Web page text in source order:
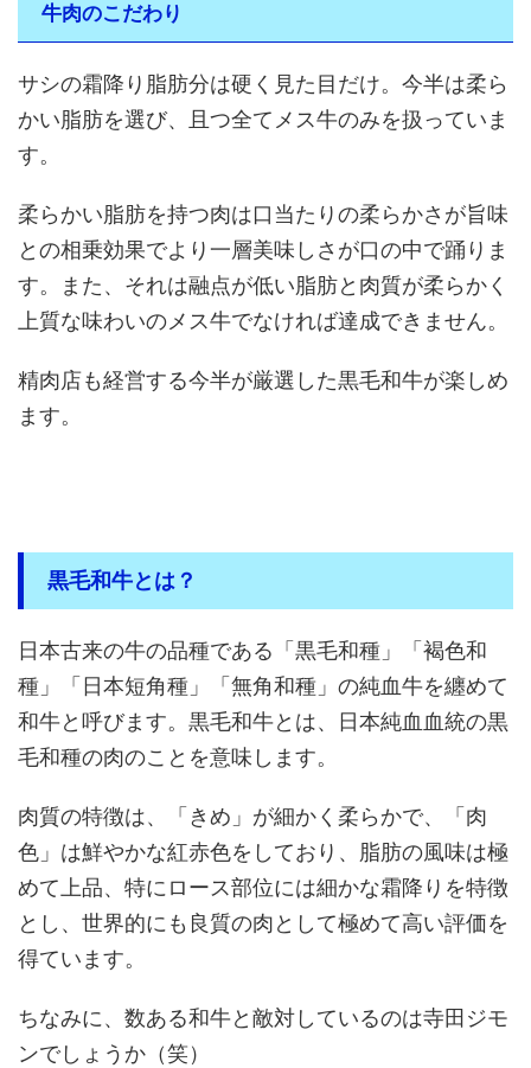
牛肉のこだわり
サシの霜降り脂肪分は硬く見た目だけ。今半は柔ら
かい脂肪を選び、且つ全てメス牛のみを扱っていま
す。
柔らかい脂肪を持つ肉は口当たりの柔らかさが旨味
との相乗効果でより一層美味しさが口の中で踊りま
す。また、それは融点が低い脂肪と肉質が柔らかく
上質な味わいのメス牛でなければ達成できません。
精肉店も経営する今半が厳選した黒毛和牛が楽しめ
ます。
黒毛和牛とは？
日本古来の牛の品種である「黒毛和種」「褐色和
種」「日本短角種」「無角和種」の純血牛を纏めて
和牛と呼びます。黒毛和牛とは、日本純血血統の黒
毛和種の肉のことを意味します。
肉質の特徴は、「きめ」が細かく柔らかで、「肉
色」は鮮やかな紅赤色をしており、脂肪の風味は極
めて上品、特にロース部位には細かな霜降りを特徴
とし、世界的にも良質の肉として極めて高い評価を
得ています。
ちなみに、数ある和牛と敵対しているのは寺田ジモ
ンでしょうか（笑）